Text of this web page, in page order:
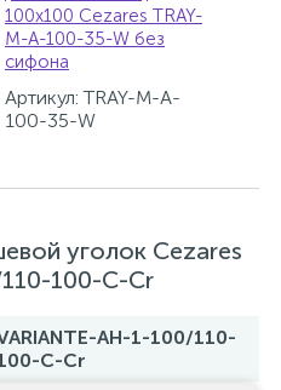
100х100 Cezares TRAY-
M-A-100-35-W без
сифона
Артикул: TRAY-M-A-
100-35-W
уголок Cezares
100-C-Cr
AH-1-100/110-
C-Cr